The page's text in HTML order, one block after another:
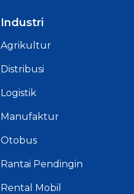
Industri
Agrikultur
Distribusi
Logistik
Manufaktur
Otobus
Rantai Pendingin
Rental Mobil